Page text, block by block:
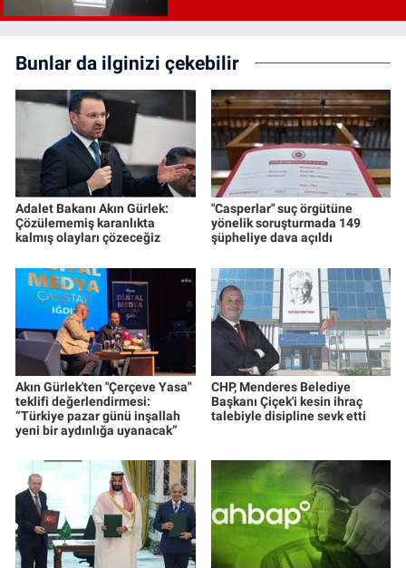
Bunlar da ilginizi çekebilir
Adalet Bakanı Akın Gürlek:
Çözülememiş karanlıkta
kalmış olayları çözeceğiz
"Casperlar" suç örgütüne
yönelik soruşturmada 149
şüpheliye dava açıldı
Akın Gürlek'ten "Çerçeve Yasa"
teklifi değerlendirmesi:
“Türkiye pazar günü inşallah
yeni bir aydınlığa uyanacak”
CHP, Menderes Belediye
Başkanı Çiçek'i kesin ihraç
talebiyle disipline sevk etti